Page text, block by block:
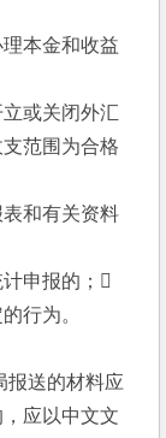
金和收益
关闭外汇
范围为合格
和有关资料
申报的；
为。
送的材料应
应以中文文